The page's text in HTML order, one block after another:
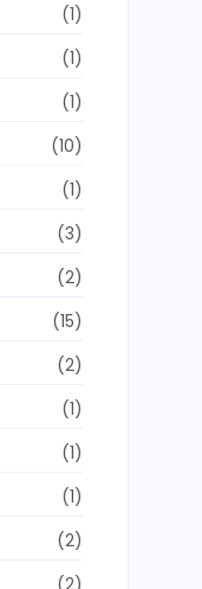
(1)
(1)
(1)
(10)
(1)
(3)
(2)
(15)
(2)
(1)
(1)
(1)
(2)
(2)